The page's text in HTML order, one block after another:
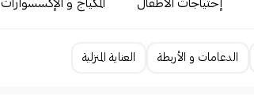
إحتياجات الأطفال المكياج و الإكسسوارات
الدعامات و الأربطة العناية المنزلية